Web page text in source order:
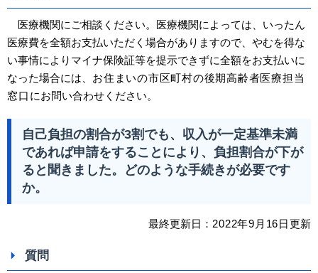
医療機関にご相談ください。医療機関によっては、いったん
医療費を全額お支払いただく場合がありますので、やむを得な
い事情によりマイナ保険証等を提示できずに全額をお支払いに
なった場合には、 お住まいの市区町村の後期高齢者医療担当
窓口 にお問い合わせください。
自己負担の割合が3割でも、収入が一定基準未満
であれば申請をすることにより、負担割合が下が
ると聞きました。どのような手続きが必要です
か。
最終更新日： 2022年9 月16日更新
質問